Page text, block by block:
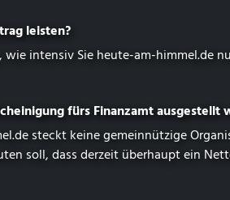
leisten?
wie intensiv Sieheute-am-himmel.de
fürs Finanzamt ausgestellt
steckt keine gemeinnützige
soll, dass derzeit überhaupt ein